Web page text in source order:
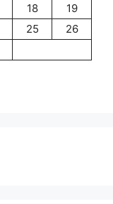
18
19
25
26